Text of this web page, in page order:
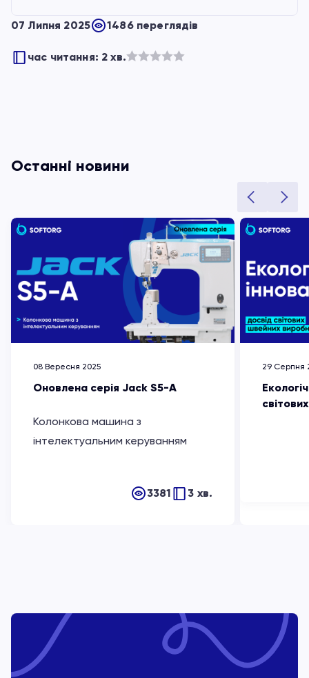
07 Липня 2025 1486 переглядів
час читання: 2 хв.
Останні новини
08 Вересня 2025
Оновлена серія Jack S5-A
Колонкова машина з
інтелектуальним керуванням
3381 3 хв.
29 Серпня